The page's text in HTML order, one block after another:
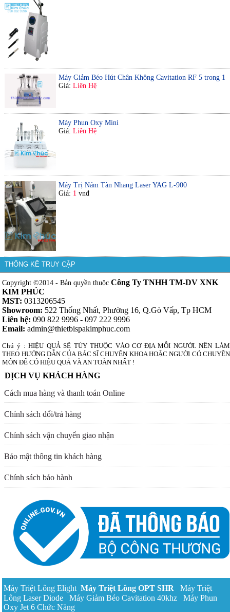
Máy Giảm Béo Hút Chân Không Cavitation RF 5 trong 1
Giá: Liên Hệ
Máy Phun Oxy Mini
Giá: Liên Hệ
Máy Trị Nám Tàn Nhang Laser YAG L-900
Giá: 1 vnđ
THỐNG KÊ TRUY CẬP
Copyright ©2014 - Bản quyền thuộcCông Ty TNHH TM-DV XNK
KIM PHÚC
MST: 0313206545
Showroom: 522 Thống Nhất, Phường 16, Q.Gò Vấp, Tp HCM
Liên hệ: 090 822 9996 - 097 222 9996
Email: admin@thietbispakimphuc.com
Chú ý : HIỆU QUẢ SẼ TÙY THUỘC VÀO CƠ ĐỊA MỖI NGƯỜI. NÊN LÀM
THEO HƯỚNG DẪN CỦA BÁC SĨ CHUYÊN KHOA HOẶC NGƯỜI CÓ CHUYÊN
MÔN ĐỂ CÓ HIỆU QUẢ VÀ AN TOÀN NHẤT !
DỊCH VỤ KHÁCH HÀNG
Cách mua hàng và thanh toán Online
Chính sách đổi/trả hàng
Chính sách vận chuyển giao nhận
Bảo mật thông tin khách hàng
Chính sách bảo hành
Máy Triệt Lông Elight Máy Triệt Lông OPTSHR
Máy Triệt
Lông Laser Diode
Máy Giảm Béo Cavitation 40khz
Máy Phun
Oxy Jet 6 Chức Năng